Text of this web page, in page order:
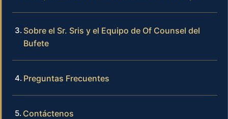
Sobre el Sr. Sris y el Equipo de Of Counsel del
Bufete
Preguntas Frecuentes
Contáctenos